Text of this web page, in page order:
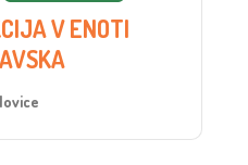
V ENOTI